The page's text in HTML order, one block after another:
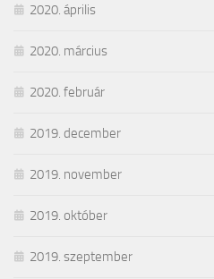
2020. április
2020. március
2020. február
2019. december
2019. november
2019. október
2019. szeptember